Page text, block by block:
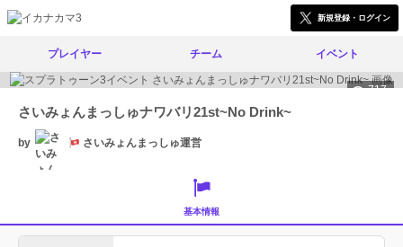
新規登録・ログイン
プレイヤー チーム イベント
717
さいみょんまっしゅナワバリ21st~No Drink~
by さいみょんまっしゅ運営
基本情報